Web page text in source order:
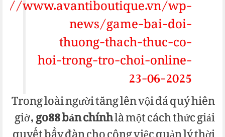
news/game-bai-doi-
thuong-thach-thuc-co-
hoi-trong-tro-choi-online-
23-06-2025
Trong loài người tăng lên vội đá quý hiên
giờ,go88 bản chínhlà một cách thức giải